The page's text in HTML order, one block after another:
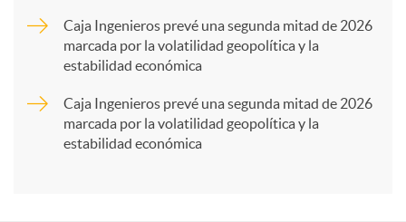
Caja Ingenieros prevé una segunda mitad de 2026
marcada por la volatilidad geopolítica y la
estabilidad económica
Caja Ingenieros prevé una segunda mitad de 2026
marcada por la volatilidad geopolítica y la
estabilidad económica